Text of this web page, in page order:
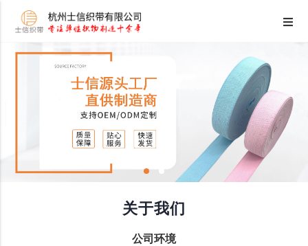
关于我们
公司环境